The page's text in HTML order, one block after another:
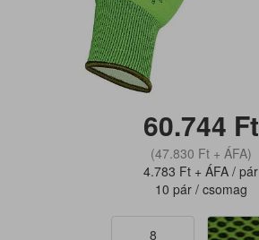
60.744 Ft
(47.830 Ft+ ÁFA)
4.783 Ft + ÁFA / pár
10 pár / csomag
8